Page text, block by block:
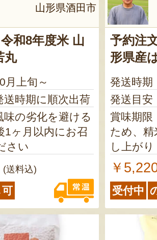
山形県酒田市
和8年度米 山
丸
月上旬～
送時期に順次出荷
味の劣化を避ける
1ヶ月以内にお召
さい
(送料込)
予約注
形県産
発送時期
発送目安
賞味期限
ため、
し上が
￥
受付中